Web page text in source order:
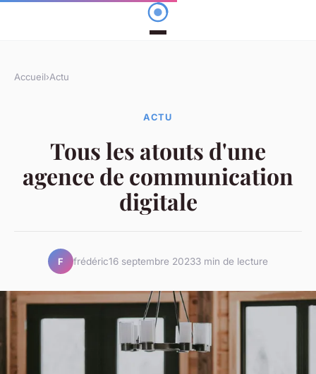
Accueil›Actu
ACTU
Tous les atouts d'une
agence de communication
digitale
F frédéric16 septembre 20233 min de lecture